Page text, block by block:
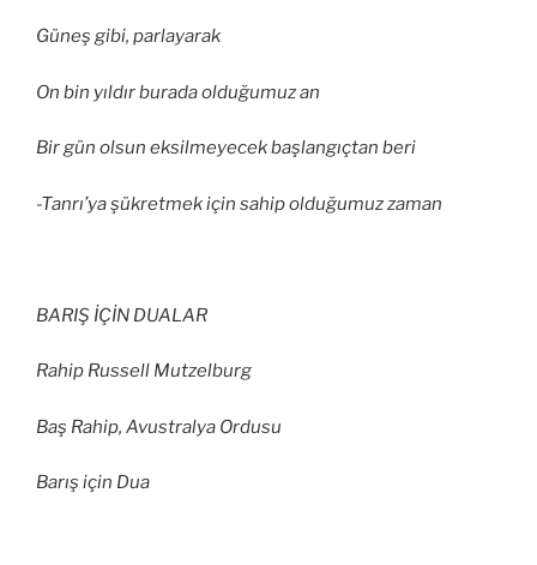
Güneş gibi, parlayarak
On bin yıldır burada olduğumuz an
Bir gün olsun eksilmeyecek başlangıçtan beri
-Tanrı’ya şükretmek için sahip olduğumuz zaman
BARIŞ İÇİN DUALAR
Rahip Russell Mutzelburg
Baş Rahip, Avustralya Ordusu
Barış için Dua